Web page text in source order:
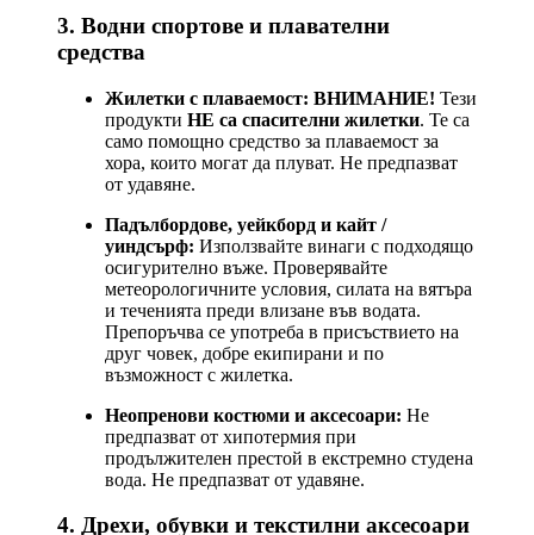
3. Водни спортове и плавателни
средства
Жилетки с плаваемост: ВНИМАНИЕ! Тези
продукти НЕ са спасителни жилетки. Те са
само помощно средство за плаваемост за
хора, които могат да плуват. Не предпазват
от удавяне.
Падълбордове, уейкборд и кайт /
уиндсърф: Използвайте винаги с подходящо
осигурително въже. Проверявайте
метеорологичните условия, силата на вятъра
и теченията преди влизане във водата.
Препоръчва се употреба в присъствието на
друг човек, добре екипирани и по
възможност с жилетка.
Неопренови костюми и аксесоари: Не
предпазват от хипотермия при
продължителен престой в екстремно студена
вода. Не предпазват от удавяне.
4. Дрехи, обувки и текстилни аксесоари